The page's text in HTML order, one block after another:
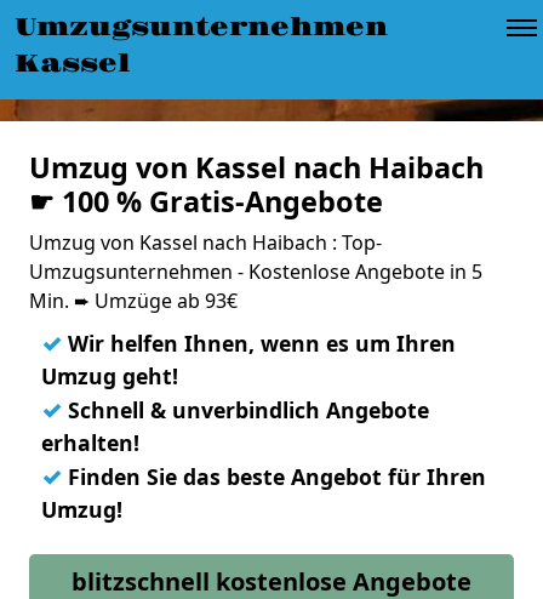
Umzugsunternehmen
Kassel
Umzug von Kassel nach Haibach
☛ 100 % Gratis-Angebote
Umzug von Kassel nach Haibach : Top-
Umzugsunternehmen - Kostenlose Angebote in 5
Min. ➨ Umzüge ab 93€
✓ Wir helfen Ihnen, wenn es um Ihren
Umzug geht!
✓ Schnell & unverbindlich Angebote
erhalten!
✓ Finden Sie das beste Angebot für Ihren
Umzug!
blitzschnell kostenlose Angebote